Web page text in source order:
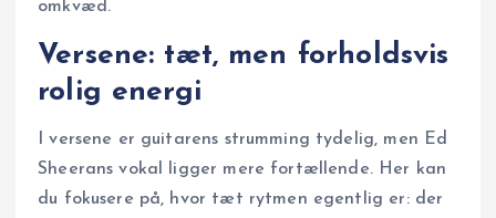
omkvæd.
Versene: tæt, men forholdsvis
rolig energi
I versene er guitarens strumming tydelig, men Ed
Sheerans vokal ligger mere fortællende. Her kan
du fokusere på, hvor tæt rytmen egentlig er: der